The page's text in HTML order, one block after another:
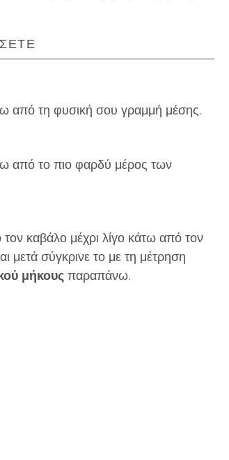
από τη φυσική σου γραμμή μέσης.
από το πιο φαρδύ μέρος των
καβάλο μέχρι λίγο κάτω από τον
μετά σύγκρινε το με τη μέτρηση
μήκους παραπάνω.